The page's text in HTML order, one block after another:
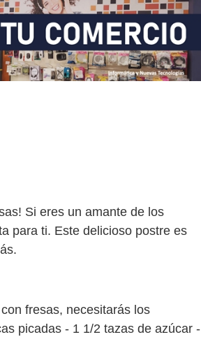
Si eres un amante de los
para ti. Este delicioso postre es
fresas, necesitarás los
picadas - 1 1/2 tazas de azúcar -